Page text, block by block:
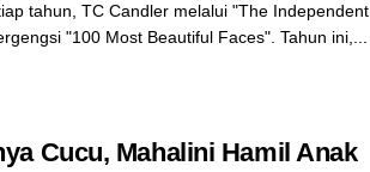
tahun, TC Candler melalui "The Independent
"100 Most Beautiful Faces". Tahun ini,...
Cucu, Mahalini Hamil Anak